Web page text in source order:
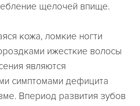
щелочей впище.
кожа, ломкие ногти
ижесткие волосы
являются
симптомами дефицита
Впериод развития зубов